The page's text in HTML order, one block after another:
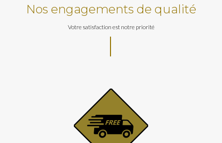
Nos engagements de qualité
Votre satisfaction est notre priorité